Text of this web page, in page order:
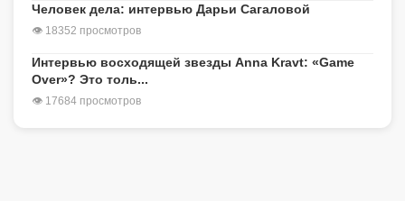
Человек дела: интервью Дарьи Сагаловой
👁 18352 просмотров
Интервью восходящей звезды Anna Kravt: «Game
Over»? Это толь...
👁 17684 просмотров